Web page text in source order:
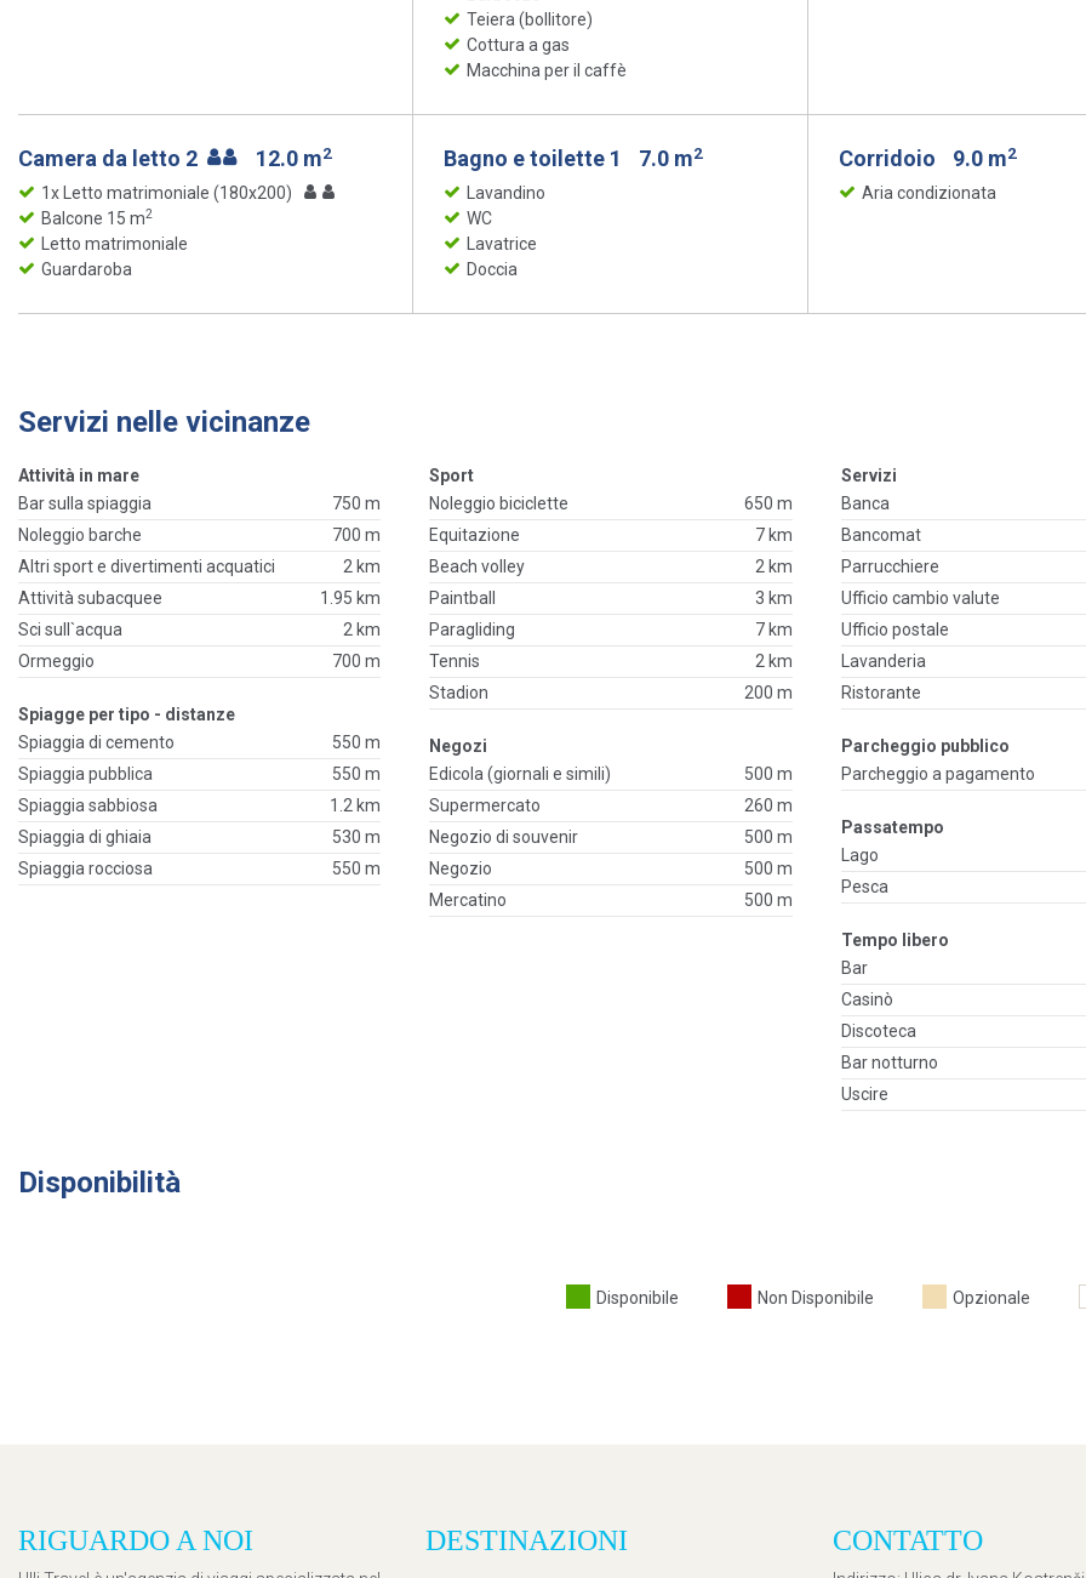
Teiera (bollitore)
Cottura a gas
Macchina per il caffè
Camera da letto 2 12.0 m2
1x Letto matrimoniale (180x200)
Balcone 15 m2
Letto matrimoniale
Guardaroba
Bagno e toilette 1 7.0 m2
Lavandino
WC
Lavatrice
Doccia
Corridoio 9.0 m2
Aria condizionata
Servizi nelle vicinanze
Attività in mare
Bar sulla spiaggia
750 m
Noleggio barche
700 m
Altri sport e divertimenti acquatici
2 km
Attività subacquee
1.95 km
Sci sull`acqua
2 km
Ormeggio
700 m
Spiagge per tipo - distanze
Spiaggia di cemento
550 m
Spiaggia pubblica
550 m
Spiaggia sabbiosa
1.2 km
Spiaggia di ghiaia
530 m
Spiaggia rocciosa
550 m
Sport
Noleggio biciclette
650 m
Equitazione
7 km
Beach volley
2 km
Paintball
3 km
Paragliding
7 km
Tennis
2 km
Stadion
200 m
Negozi
Edicola (giornali e simili)
500 m
Supermercato
260 m
Negozio di souvenir
500 m
Negozio
500 m
Mercatino
500 m
Servizi
Banca
Bancomat
Parrucchiere
Ufficio cambio valute
Ufficio postale
Lavanderia
Ristorante
Parcheggio pubblico
Parcheggio a pagamento
Passatempo
Lago
Pesca
Tempo libero
Bar
Casinò
Discoteca
Bar notturno
Uscire
Disponibilità
Disponibile Non Disponibile Opzionale
RIGUARDO A NOI DESTINAZIONI CONTATTO